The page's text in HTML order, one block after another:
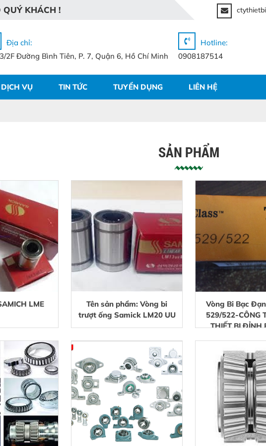
QUÝ KHÁCH !
Địa chỉ:
2F Đường Bình Tiên, P. 7, Quận 6, Hồ Chí Minh
Hotline:
0908187514
DỊCH VỤ TIN TỨC TUYỂN DỤNG LIÊN HỆ
SẢN PHẨM
LME
Tên sản phẩm: Vòng bi
trượt ống Samick LM20 UU
Vòng Bi Bạc
529/522-CÔNG
THIẾT BỊ ĐỈNH